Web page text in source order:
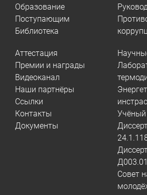
Образование
Поступающим
Библиотека
Аттестация
Премии и награды
Видеоканал
Наши партнёры
Ссылки
Контакты
Документы
Учёный
Совет